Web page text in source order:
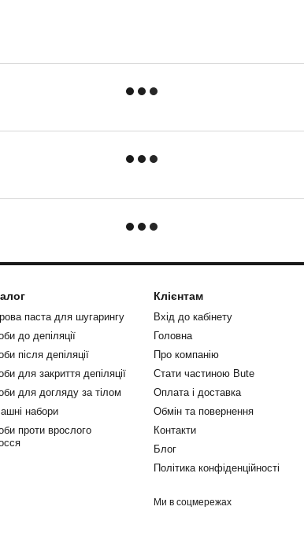
паста для шугарингу
до депіляції
після депіляції
для закриття депіляції
для догляду за тілом
набори
проти врослого
Клієнтам
Вхід до кабінету
Головна
Про компанію
Стати частиною Bute
Оплата і доставка
Обмін та повернення
Контакти
Блог
Політика конфіденційності
Ми в соцмережах